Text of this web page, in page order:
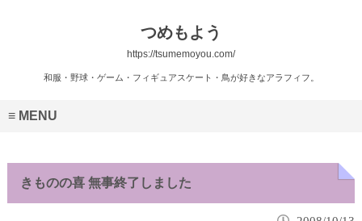
つめもよう
https://tsumemoyou.com/
和服・野球・ゲーム・フィギュアスケート・鳥が好きなアラフィフ。
MENU
きものの喜 無事終了しました